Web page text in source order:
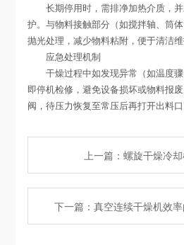
长期停用时，需排净加热介质，并
护。与物料接触部分（如搅拌轴、筒
抛光处理，减少物料粘附，便于清洁维
应急处理机制
干燥过程中如发现异常（如温度骤
即停机检修，避免设备损坏或物料报
阀，待压力恢复至常压后再打开出料口
上一篇：螺旋干燥冷
下一篇：真空连续干燥机效